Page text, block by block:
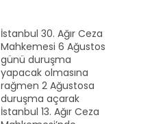
İstanbul 30. Ağır Ceza
Mahkemesi 6 Ağustos
günü duruşma
yapacak olmasına
rağmen 2 Ağustosa
duruşma açarak
İstanbul 13. Ağır Ceza